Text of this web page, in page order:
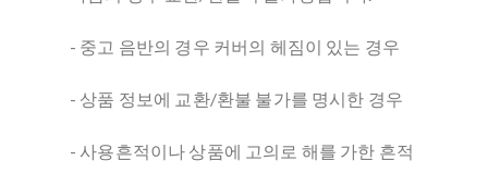
- 중고 음반의 경우 커버의 헤짐이 있는 경우
- 상품 정보에 교환/환불 불가를 명시한 경우
- 사용흔적이나 상품에 고의로 해를 가한 흔적